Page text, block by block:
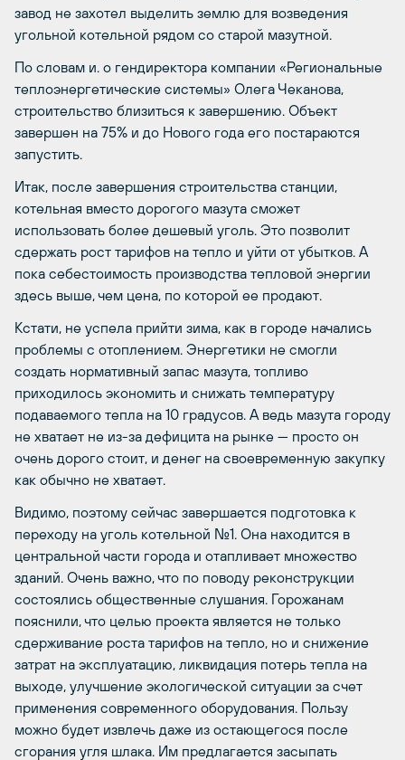
завод не захотел выделить землю для возведения
угольной котельной рядом со старой мазутной.
По словам и. о гендиректора компании «Региональные
теплоэнергетические системы» Олега Чеканова,
строительство близиться к завершению. Объект
завершен на 75% и до Нового года его постараются
запустить.
Итак, после завершения строительства станции,
котельная вместо дорогого мазута сможет
использовать более дешевый уголь. Это позволит
сдержать рост тарифов на тепло и уйти от убытков. А
пока себестоимость производства тепловой энергии
здесь выше, чем цена, по которой ее продают.
Кстати, не успела прийти зима, как в городе начались
проблемы с отоплением. Энергетики не смогли
создать нормативный запас мазута, топливо
приходилось экономить и снижать температуру
подаваемого тепла на 10 градусов. А ведь мазута городу
не хватает не из-за дефицита на рынке — просто он
очень дорого стоит, и денег на своевременную закупку
как обычно не хватает.
Видимо, поэтому сейчас завершается подготовка к
переходу на уголь котельной №1. Она находится в
центральной части города и отапливает множество
зданий. Очень важно, что по поводу реконструкции
состоялись общественные слушания. Горожанам
пояснили, что целью проекта является не только
сдерживание роста тарифов на тепло, но и снижение
затрат на эксплуатацию, ликвидация потерь тепла на
выходе, улучшение экологической ситуации за счет
применения современного оборудования. Пользу
можно будет извлечь даже из остающегося после
сгорания угля шлака. Им предлагается засыпать